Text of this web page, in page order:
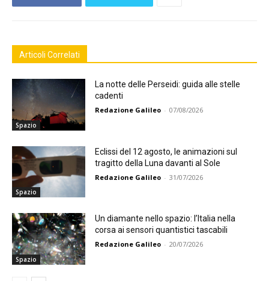
Articoli Correlati
Spazio
La notte delle Perseidi: guida alle stelle
cadenti
Redazione Galileo - 07/08/2026
Spazio
Eclissi del 12 agosto, le animazioni sul
tragitto della Luna davanti al Sole
Redazione Galileo - 31/07/2026
Spazio
Un diamante nello spazio: l’Italia nella
corsa ai sensori quantistici tascabili
Redazione Galileo - 20/07/2026